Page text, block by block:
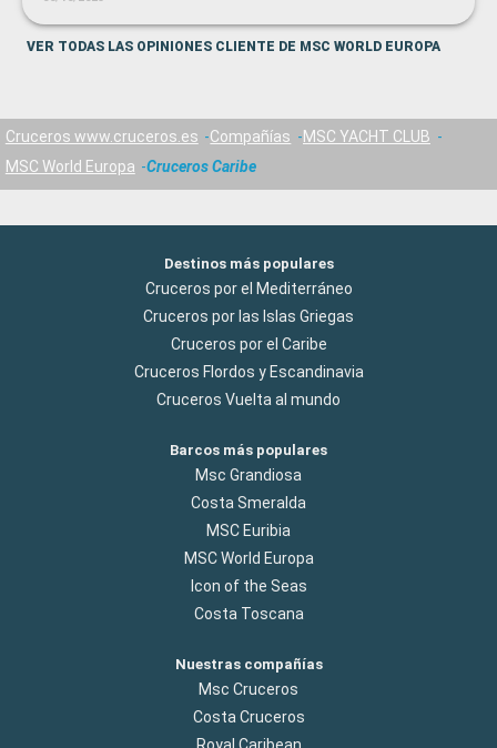
VER TODAS LAS OPINIONES CLIENTE DE MSC WORLD EUROPA
Cruceros www.cruceros.es Compañías
MSC YACHT CLUB
MSC World Europa
Cruceros Caribe
Destinos más populares
Cruceros por el Mediterráneo
Cruceros por las Islas Griegas
Cruceros por el Caribe
Cruceros Flordos y Escandinavia
Cruceros Vuelta al mundo
Barcos más populares
Msc Grandiosa
Costa Smeralda
MSC Euribia
MSC World Europa
Icon of the Seas
Costa Toscana
Nuestras compañías
Msc Cruceros
Costa Cruceros